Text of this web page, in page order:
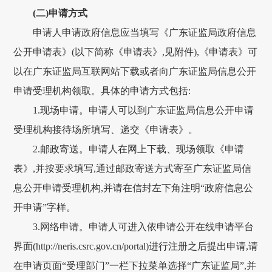
(二)申请方式
申请人申请政府信息应当填写《广东证监局政府信息
公开申请表》(以下简称《申请表》,见附件),《申请表》可
以在广东证监局互联网站下载或者向广东证监局信息公开
申请受理机构领取。具体的申请方式包括:
1.现场申请。申请人可以到广东证监局信息公开申请
受理机构接待场所填写、递交《申请表》。
2.邮政寄送。申请人在网上下载、现场领取《申请
表》,并按要求填写,通过邮政寄送方式寄至广东证监局信
息公开申请受理机构,并请在信封左下角注明“政府信息公
开申请”字样。
3.网络申请。申请人可进入依申请公开在线申请平台
界面(http://neris.csrc.gov.cn/portal)进行注册之后提出申请,请
在申请页面“受理部门”一栏下拉菜单选择“广东证监局”,并